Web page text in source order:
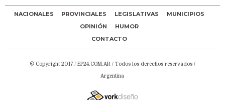
NACIONALES PROVINCIALES LEGISLATIVAS
MUNICIPIOS
OPINIÓN
HUMOR
CONTACTO
© Copyright 2017 / EP24.COM.AR / Todos los derechos reservados /
Argentina